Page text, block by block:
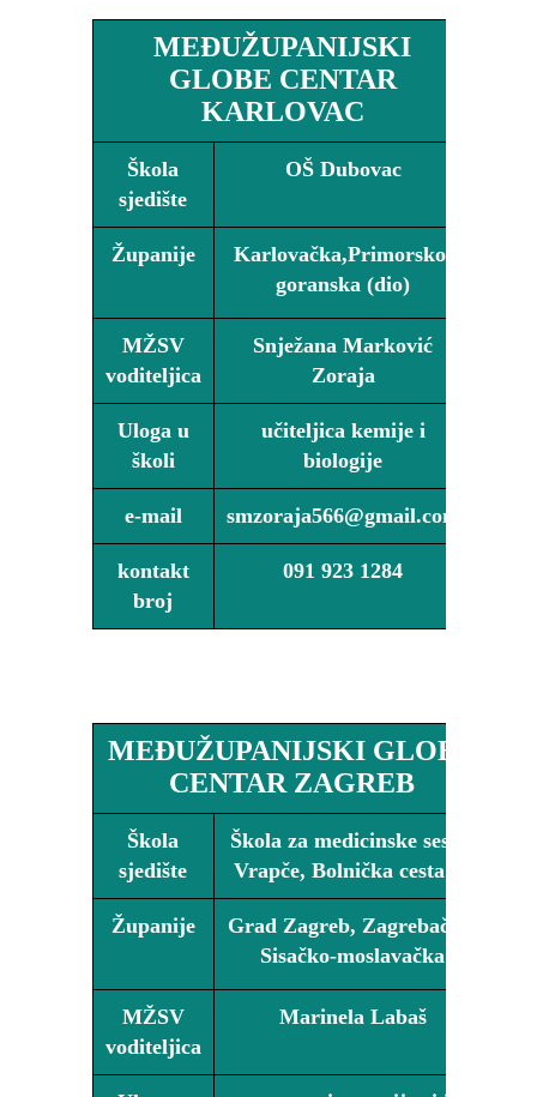
MEĐUŽUPANIJSKI
GLOBE CENTAR
KARLOVAC
Škola
sjedište
OŠ Dubovac
Županije
Karlovačka,Primorsko-
goranska (dio)
MŽSV
voditeljica
Snježana Marković
Zoraja
Uloga u
školi
učiteljica kemije i
biologije
e-mail smzoraja566@gmail.com
kontakt
broj
091 923 1284
MEĐUŽUPANIJSKI GLOBE
CENTAR ZAGREB
Škola
sjedište
Škola za medicinske sestre
Vrapče, Bolnička cesta 32
Županije
Grad Zagreb, Zagrebačka,
Sisačko-moslavačka
MŽSV
voditeljica
Marinela Labaš